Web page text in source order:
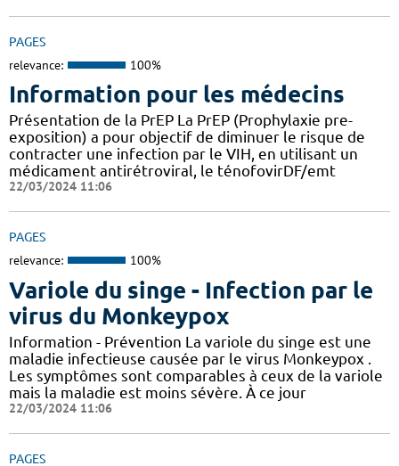
PAGES
relevance: 100%
Information pour les médecins
Présentation de la PrEP La PrEP (Prophylaxie pre-
exposition) a pour objectif de diminuer le risque de
contracter une infection par le VIH, en utilisant un
médicament antirétroviral, le ténofovirDF/emt
22/03/2024 11:06
PAGES
relevance: 100%
Variole du singe - Infection par le
virus du Monkeypox
Information - Prévention La variole du singe est une
maladie infectieuse causée par le virus Monkeypox .
Les symptômes sont comparables à ceux de la variole
mais la maladie est moins sévère. À ce jour
22/03/2024 11:06
PAGES